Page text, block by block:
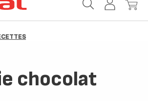
MonMon
chocolat